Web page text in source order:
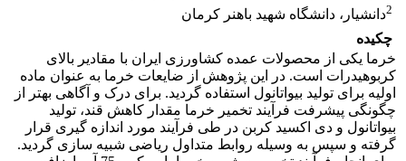
2دانشیار، دانشگاه شهید باهنر کرمان
چکیده
خرما یکی از محصولات عمده کشاورزی ایران با مقادیر بالای
کربوهیدرات است. در این پژوهش از ضایعات خرما به عنوان ماده
اولیه برای تولید بیواتانول استفاده گردید. برای درک و آگاهی بهتر از
چگونگی پیشرفت فرآیند تخمیر خرما مقدار کاهش قند، تولید
بیواتانول و دی اکسید کربن در طی فرآیند مورد اندازه گیری قرار
گرفته و سپس به وسیله روابط متداول ریاضی شبیه سازی گردید.